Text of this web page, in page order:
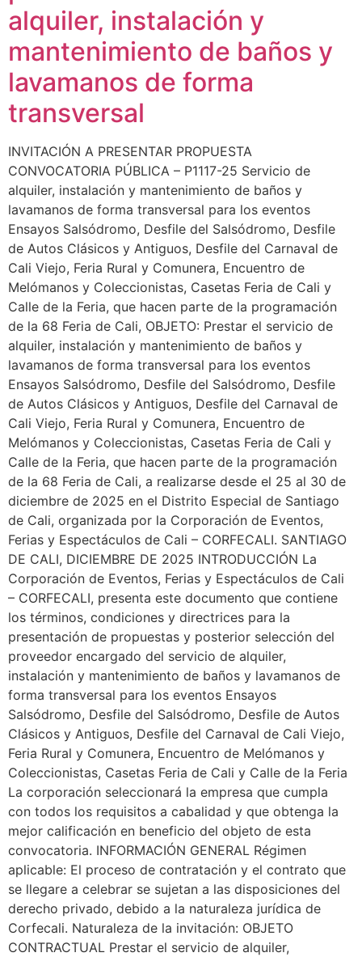
alquiler, instalación y
mantenimiento de baños y
lavamanos de forma
transversal
INVITACIÓN A PRESENTAR PROPUESTA
CONVOCATORIA PÚBLICA – P1117-25 Servicio de
alquiler, instalación y mantenimiento de baños y
lavamanos de forma transversal para los eventos
Ensayos Salsódromo, Desfile del Salsódromo, Desfile
de Autos Clásicos y Antiguos, Desfile del Carnaval de
Cali Viejo, Feria Rural y Comunera, Encuentro de
Melómanos y Coleccionistas, Casetas Feria de Cali y
Calle de la Feria, que hacen parte de la programación
de la 68 Feria de Cali, OBJETO: Prestar el servicio de
alquiler, instalación y mantenimiento de baños y
lavamanos de forma transversal para los eventos
Ensayos Salsódromo, Desfile del Salsódromo, Desfile
de Autos Clásicos y Antiguos, Desfile del Carnaval de
Cali Viejo, Feria Rural y Comunera, Encuentro de
Melómanos y Coleccionistas, Casetas Feria de Cali y
Calle de la Feria, que hacen parte de la programación
de la 68 Feria de Cali, a realizarse desde el 25 al 30 de
diciembre de 2025 en el Distrito Especial de Santiago
de Cali, organizada por la Corporación de Eventos,
Ferias y Espectáculos de Cali – CORFECALI. SANTIAGO
DE CALI, DICIEMBRE DE 2025 INTRODUCCIÓN La
Corporación de Eventos, Ferias y Espectáculos de Cali
– CORFECALI, presenta este documento que contiene
los términos, condiciones y directrices para la
presentación de propuestas y posterior selección del
proveedor encargado del servicio de alquiler,
instalación y mantenimiento de baños y lavamanos de
forma transversal para los eventos Ensayos
Salsódromo, Desfile del Salsódromo, Desfile de Autos
Clásicos y Antiguos, Desfile del Carnaval de Cali Viejo,
Feria Rural y Comunera, Encuentro de Melómanos y
Coleccionistas, Casetas Feria de Cali y Calle de la Feria
La corporación seleccionará la empresa que cumpla
con todos los requisitos a cabalidad y que obtenga la
mejor calificación en beneficio del objeto de esta
convocatoria. INFORMACIÓN GENERAL Régimen
aplicable: El proceso de contratación y el contrato que
se llegare a celebrar se sujetan a las disposiciones del
derecho privado, debido a la naturaleza jurídica de
Corfecali. Naturaleza de la invitación: OBJETO
CONTRACTUAL Prestar el servicio de alquiler,